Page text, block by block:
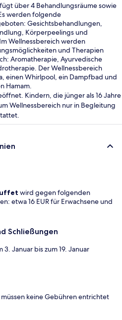
über 4 Behandlungsräume sowie
werden folgende
Gesichtsbehandlungen,
Körperpeelings und
Wellnessbereich werden
und Therapien
Aromatherapie, Ayurvedische
Der Wellnessbereich
einen Whirlpool, ein Dampfbad und
Hamam.
Kindern, die jünger als 16 Jahre
Wellnessbereich nur in Begleitung
wird gegen folgenden
etwa 16 EUR für Erwachsene und
Schließungen
Januar bis zum 19. Januar
müssen keine Gebühren entrichtet